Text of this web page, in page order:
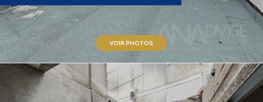
VOIR PHOTOS